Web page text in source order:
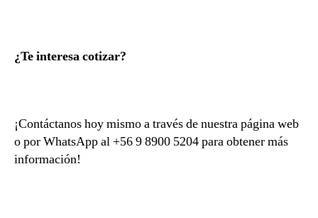
¿Te interesa cotizar?
¡Contáctanos hoy mismo a través de nuestra página web
o por WhatsApp al +56 9 8900 5204 para obtener más
información!